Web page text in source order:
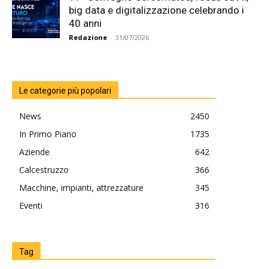
big data e digitalizzazione celebrando i
40 anni
Redazione - 31/07/2026
Le categorie più popolari
News
2450
In Primo Piano
1735
Aziende
642
Calcestruzzo
366
Macchine, impianti, attrezzature
345
Eventi
316
Tag